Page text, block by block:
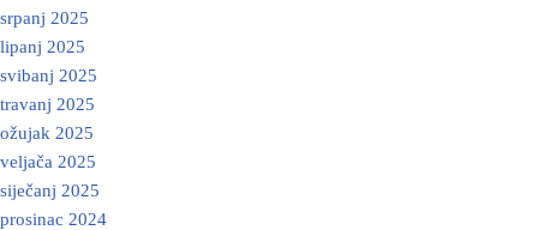
srpanj 2025
lipanj 2025
svibanj 2025
travanj 2025
ožujak 2025
veljača 2025
siječanj 2025
prosinac 2024